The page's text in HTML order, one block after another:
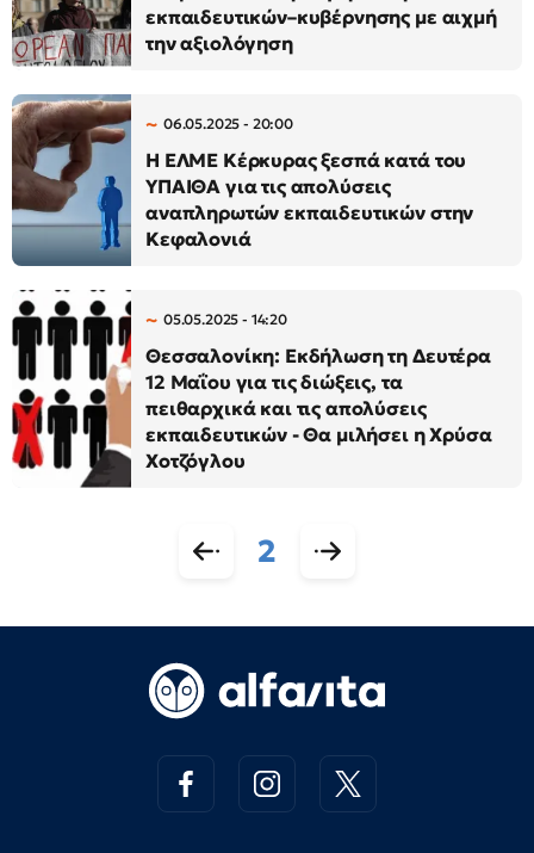
εκπαιδευτικών–κυβέρνησης με αιχμή
την αξιολόγηση
06.05.2025 - 20:00
Η ΕΛΜΕ Κέρκυρας ξεσπά κατά του
ΥΠΑΙΘΑ για τις απολύσεις
αναπληρωτών εκπαιδευτικών στην
Κεφαλονιά
05.05.2025 - 14:20
Θεσσαλονίκη: Εκδήλωση τη Δευτέρα
12 Μαΐου για τις διώξεις, τα
πειθαρχικά και τις απολύσεις
εκπαιδευτικών - Θα μιλήσει η Χρύσα
Χοτζόγλου
2